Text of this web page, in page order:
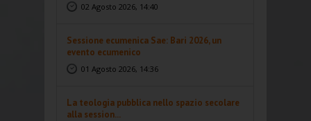
02 Agosto 2026, 14:40
Sessione ecumenica Sae: Bari 2026, un
evento ecumenico
01 Agosto 2026, 14:36
La teologia pubblica nello spazio secolare
alla session...